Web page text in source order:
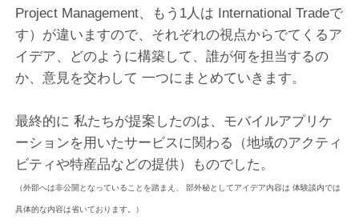
Project Management、もう1人は International Tradeで
す）が違いますので、それぞれの視点からでてくるア
イデア、どのように構築して、誰が何を担当するの
か、意見を交わして 一つにまとめていきます。
最終的に 私たちが提案したのは、モバイルアプリケ
ーションを用いたサービスに関わる（地域のアクティ
ビティや特産品などの提供）ものでした。
（外部へは非公開となっていることを踏まえ、 部外秘としてアイデア内容は 体験談内では
具体的な内容は省いております。）